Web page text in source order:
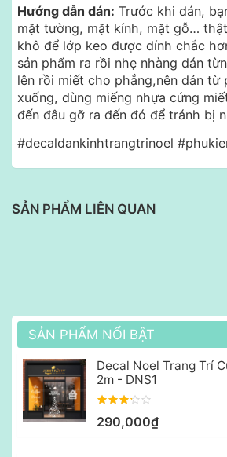
Hướng dẫn dán: Trước khi dán,
mặt tường, mặt kính, mặt gỗ…
khô để lớp keo được dính chắc
sản phẩm ra rồi nhẹ nhàng dán
lên rồi miết cho phẳng,nên dán từ
xuống, dùng miếng nhựa cứng
đến đâu gỡ ra đến đó để tránh bị
#decaldankinhtrangtrinoel
SẢN PHẨM LIÊN QUAN
SẢN PHẨM NỔI BẬT
Decal Noel Trang Trí
2m - DNS1
290,000₫